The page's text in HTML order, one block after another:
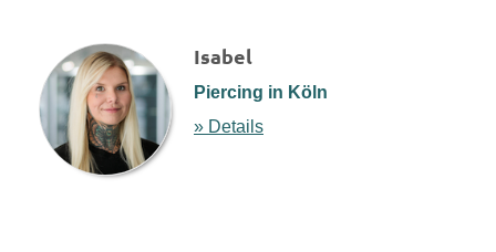
Isabel
Piercing in Köln
» Details